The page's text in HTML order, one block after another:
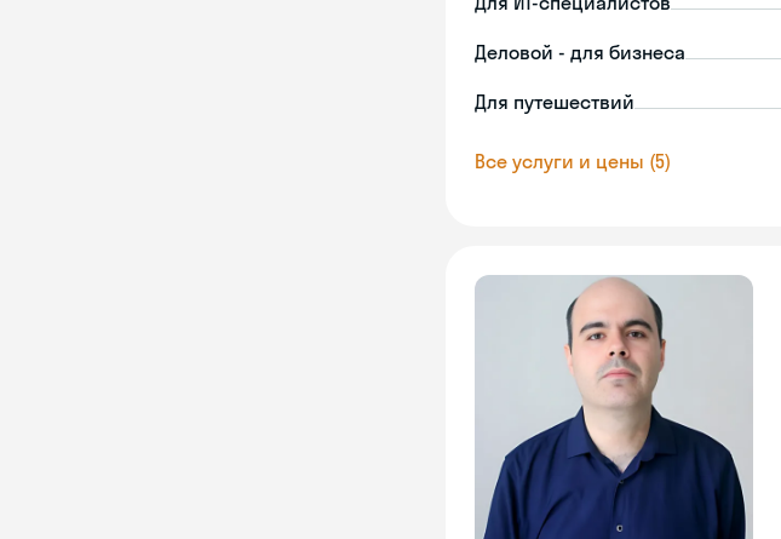
Деловой - для бизнеса
Для путешествий
Все услуги и цены (5)